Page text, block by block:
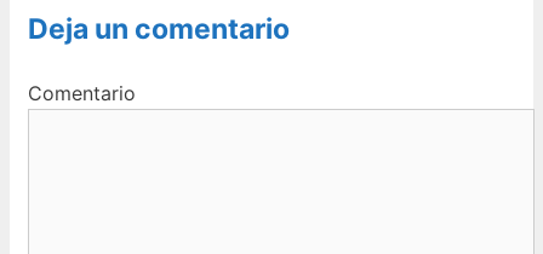
Deja un comentario
Comentario